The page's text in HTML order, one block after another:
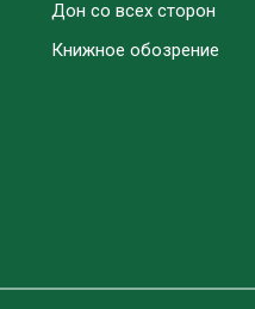
Дон со всех сторон
Книжное обозрение